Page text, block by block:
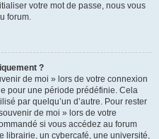
votre mot de passe, nous vous
forum.
?
de moi » lors de votre connexion
pour une période prédéfinie. Cela
par quelqu’un d’autre. Pour rester
de moi » lors de votre
si vous accédez au forum
librairie, un cybercafé, une université,